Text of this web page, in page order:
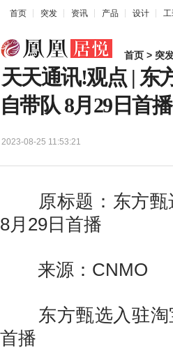
首页 突发 资讯 产品 设计 工
首页 > 突
天天通讯!观点 | 东
自带队 8月29日首播
2023-08-25 11:53:21
原标题：东方甄
8月29日首播
来源：CNMO
东方甄选入驻淘
首播